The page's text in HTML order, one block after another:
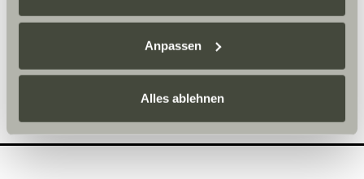
Sunlight Business. Akzeptieren Sie oder wählen Sie
einzelne Cookies/Dienste in den Einstellungen aus,
erteilen Sie uns Ihre Einwilligung zur Verarbeitung Ihrer
freiwillig, für den Besuch der Website nicht erforderlich
und kann jederzeit über die Einstellungen widerrufen
werden. Klicken Sie auf Ablehnen, werden nur die
Anpassen
Alles ablehnen
Heure